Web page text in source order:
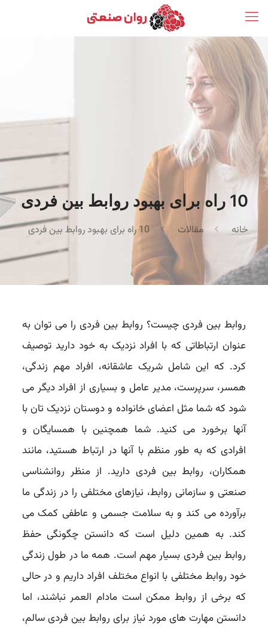
10 راه برای بهبود روابط بین فردی
خانه مقالات 10 راه برای بهبود روابط بین فردی
روابط بین فردی چیست؟ روابط بین فردی را می توان به
عنوان ارتباطاتی که با افراد نزدیک به خود دارید توصیف
کرد. که این شامل شریک عاشقانه، افراد مهم زندگی،
همسر، سرپرست، مدیر عامل و بسیاری از افراد دیگر می
شود که شما مثل اعضای خانواده و دوستان نزدیک تان با
آنها برخورد می کنید. شما همچنین با همسایگان و
افرادی که به طور منظم با آنها در ارتباط هستید، مانند
همکاران، روابط بین فردی دارید. از منظر روانشناسی
صنعتی و سازمانی روابط، نیازهای مختلفی را در زندگی ما
برآورده می کند و به سلامت جسمی و عاطفی کمک می
کند. به همین دلیل است که دانستن چگونگی حفظ
روابط بین فردی بسیار مهم است. همه ما در طول زندگی
خود روابط مختلفی با انواع مختلف افراد داریم و در حالی
که برخی از روابط ممکن است مادام العمر نباشند، اما
دانستن مهارت های مورد نیاز برای روابط بین فردی سالم،